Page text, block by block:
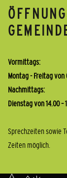
Vormittags:
Montag - Freitag von
Nachmittags:
Dienstag von 14.00 –
Sprechzeiten sowie
Zeiten möglich.